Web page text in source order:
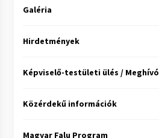
Galéria
Hirdetmények
Képviselő-testületi ülés / Meghívó
Közérdekű információk
Magyar Falu Program